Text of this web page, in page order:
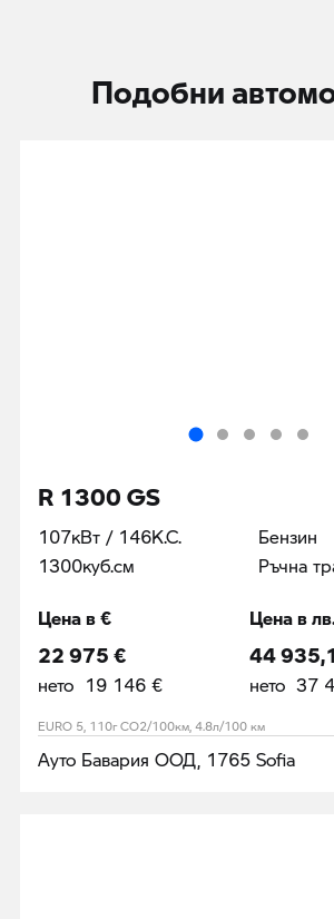
Подобни
R 1300 GS
107кВт / 146К.С.
1300куб.cм
Бензин
Ръчна
Цена в €
22 975 €
нето 19 146 €
Цена в лв.
44
нето 37
EURO 5, 110г CO2/100км, 4.8л/100 км
Ауто Бавария ООД, 1765 Sofia